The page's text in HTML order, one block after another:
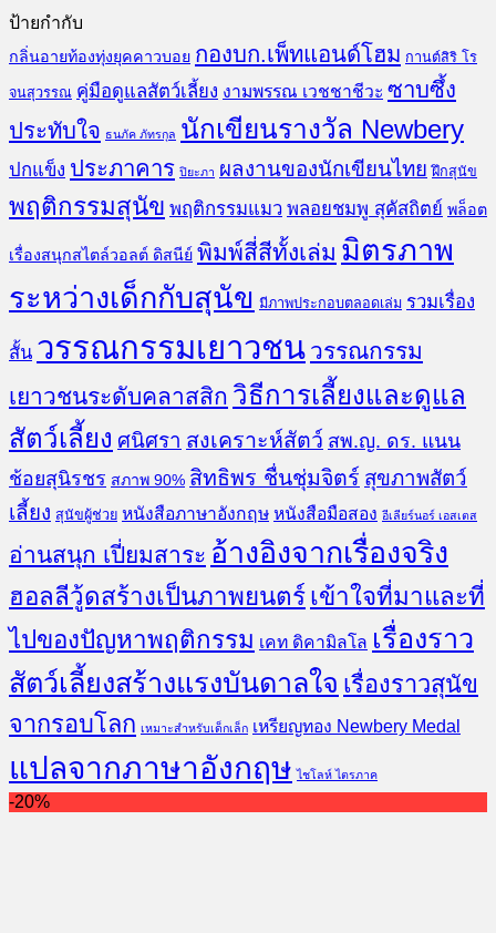
ป้ายกำกับ
กลิ่นอายท้องทุ่งยุคคาวบอย กองบก.เพ็ทแอนด์โฮม กานต์สิริ โร
จนสุวรรณ คู่มือดูแลสัตว์เลี้ยง งามพรรณ เวชชาชีวะ ซาบซึ้ง
ประทับใจ ธนภัค ภัทรกุล นักเขียนรางวัล Newbery
ปกแข็ง ประภาคาร ปิยะภา ผลงานของนักเขียนไทย ฝึกสุนัข
พฤติกรรมสุนัข พฤติกรรมแมว พลอยชมพู สุคัสถิตย์ พล็อต
เรื่องสนุกสไตล์วอลต์ ดิสนีย์ พิมพ์สี่สีทั้งเล่ม มิตรภาพ
ระหว่างเด็กกับสุนัข มีภาพประกอบตลอดเล่ม รวมเรื่อง
สั้น วรรณกรรมเยาวชน วรรณกรรม
เยาวชนระดับคลาสสิก วิธีการเลี้ยงและดูแล
สัตว์เลี้ยง ศนิศรา สงเคราะห์สัตว์ สพ.ญ. ดร. แนน
ช้อยสุนิรชร สภาพ 90% สิทธิพร ชื่นชุ่มจิตร์ สุขภาพสัตว์
เลี้ยง สุนัขผู้ช่วย หนังสือภาษาอังกฤษ หนังสือมือสอง อีเลียร์นอร์ เอสเตส
อ่านสนุก เปี่ยมสาระ อ้างอิงจากเรื่องจริง
ฮอลลีวู้ดสร้างเป็นภาพยนตร์ เข้าใจที่มาและที่
ไปของปัญหาพฤติกรรม เคท ดิคามิลโล เรื่องราว
สัตว์เลี้ยงสร้างแรงบันดาลใจ เรื่องราวสุนัข
จากรอบโลก เหมาะสำหรับเด็กเล็ก เหรียญทอง Newbery Medal
แปลจากภาษาอังกฤษ ไชโลห์ ไตรภาค
-20%